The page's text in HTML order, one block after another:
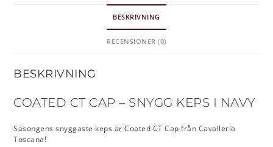
BESKRIVNING
RECENSIONER (0)
BESKRIVNING
COATED CT CAP – SNYGG KEPS I NAVY
Säsongens snyggaste keps är Coated CT Cap från Cavalleria
Toscana!